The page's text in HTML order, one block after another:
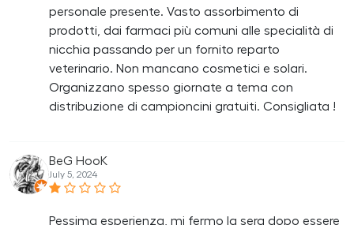
personale presente. Vasto assorbimento di
prodotti, dai farmaci più comuni alle specialità di
nicchia passando per un fornito reparto
veterinario. Non mancano cosmetici e solari.
Organizzano spesso giornate a tema con
distribuzione di campioncini gratuiti. Consigliata !
BeG HooK
July 5, 2024
Pessima esperienza, mi fermo la sera dopo essere